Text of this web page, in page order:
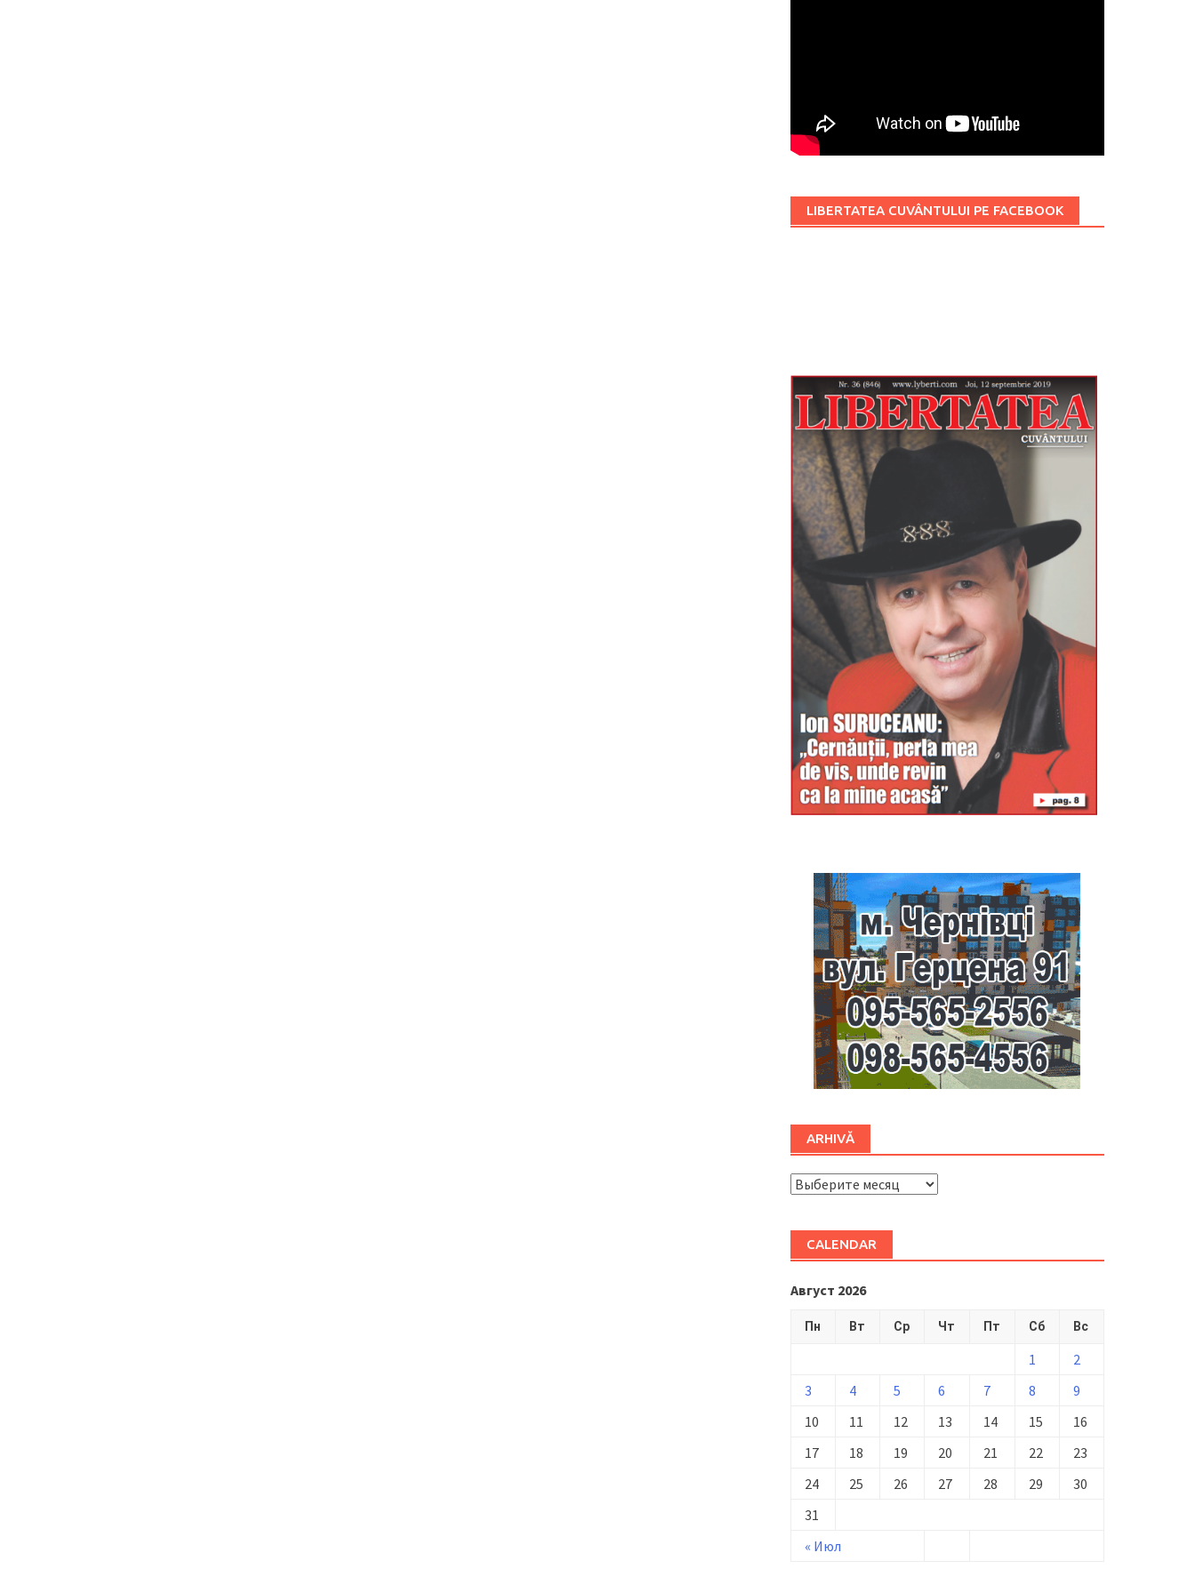
LIBERTATEA CUVÂNTULUI PE FACEBOOK
ARHIVĂ
ARHIVĂ
CALENDAR
Август 2026
Пн Вт Ср Чт Пт Сб Вс
« Июл
1
2
3
4 5 6 7 8
9
10
11 12 13 14 15
16
17
18 19 20 21 22
23
24
25 26 27 28 29
30
31